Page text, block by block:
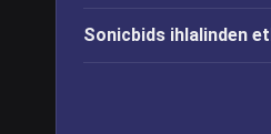
Sonicbids ihlalinden